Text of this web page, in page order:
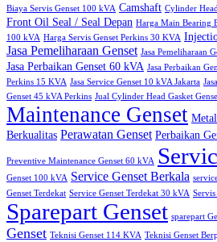
Biaya Servis Genset 100 kVA Camshaft Cylinder
Front Oil Seal / Seal Depan Harga Main Bearing
100 kVA Harga Servis Genset Perkins 30 KVA
Jasa Pemeliharaan Genset Jasa Pemeliharaan
Jasa Perbaikan Genset 60 kVA Jasa Perbaikan
Perkins 15 KVA Jasa Service Genset 10 kVA Jakarta
Genset 45 kVA Perkins Jual Cylinder Head Gasket
Maintenance Genset
Berkualitas Perawatan Genset Perbaikan
Preventive Maintenance Genset 60 kVA
Genset 100 kVA Service Genset Berkala
Genset Terdekat Service Genset Terdekat 30 kVA
Sparepart Genset sparepart
Genset Teknisi Genset 114 KVA Teknisi Genset